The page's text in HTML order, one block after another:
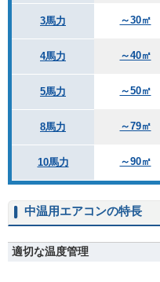
3馬力 ～30㎡
4馬力 ～40㎡
5馬力 ～50㎡
8馬力 ～79㎡
10馬力 ～90㎡
中温用エアコンの特長
適切な温度管理